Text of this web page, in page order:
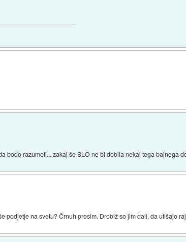
bodo razumeli... zakaj še SLO ne bi dobila nekaj tega bajnega
podjetje na svetu? Črnuh prosim. Drobiž so jim dali, da utišajo